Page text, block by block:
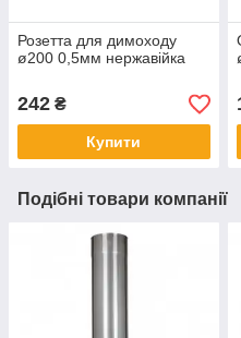
Розетта для димоходу
ø200 0,5мм нержавійка
242 ₴
Купити
Подібні товари компанії